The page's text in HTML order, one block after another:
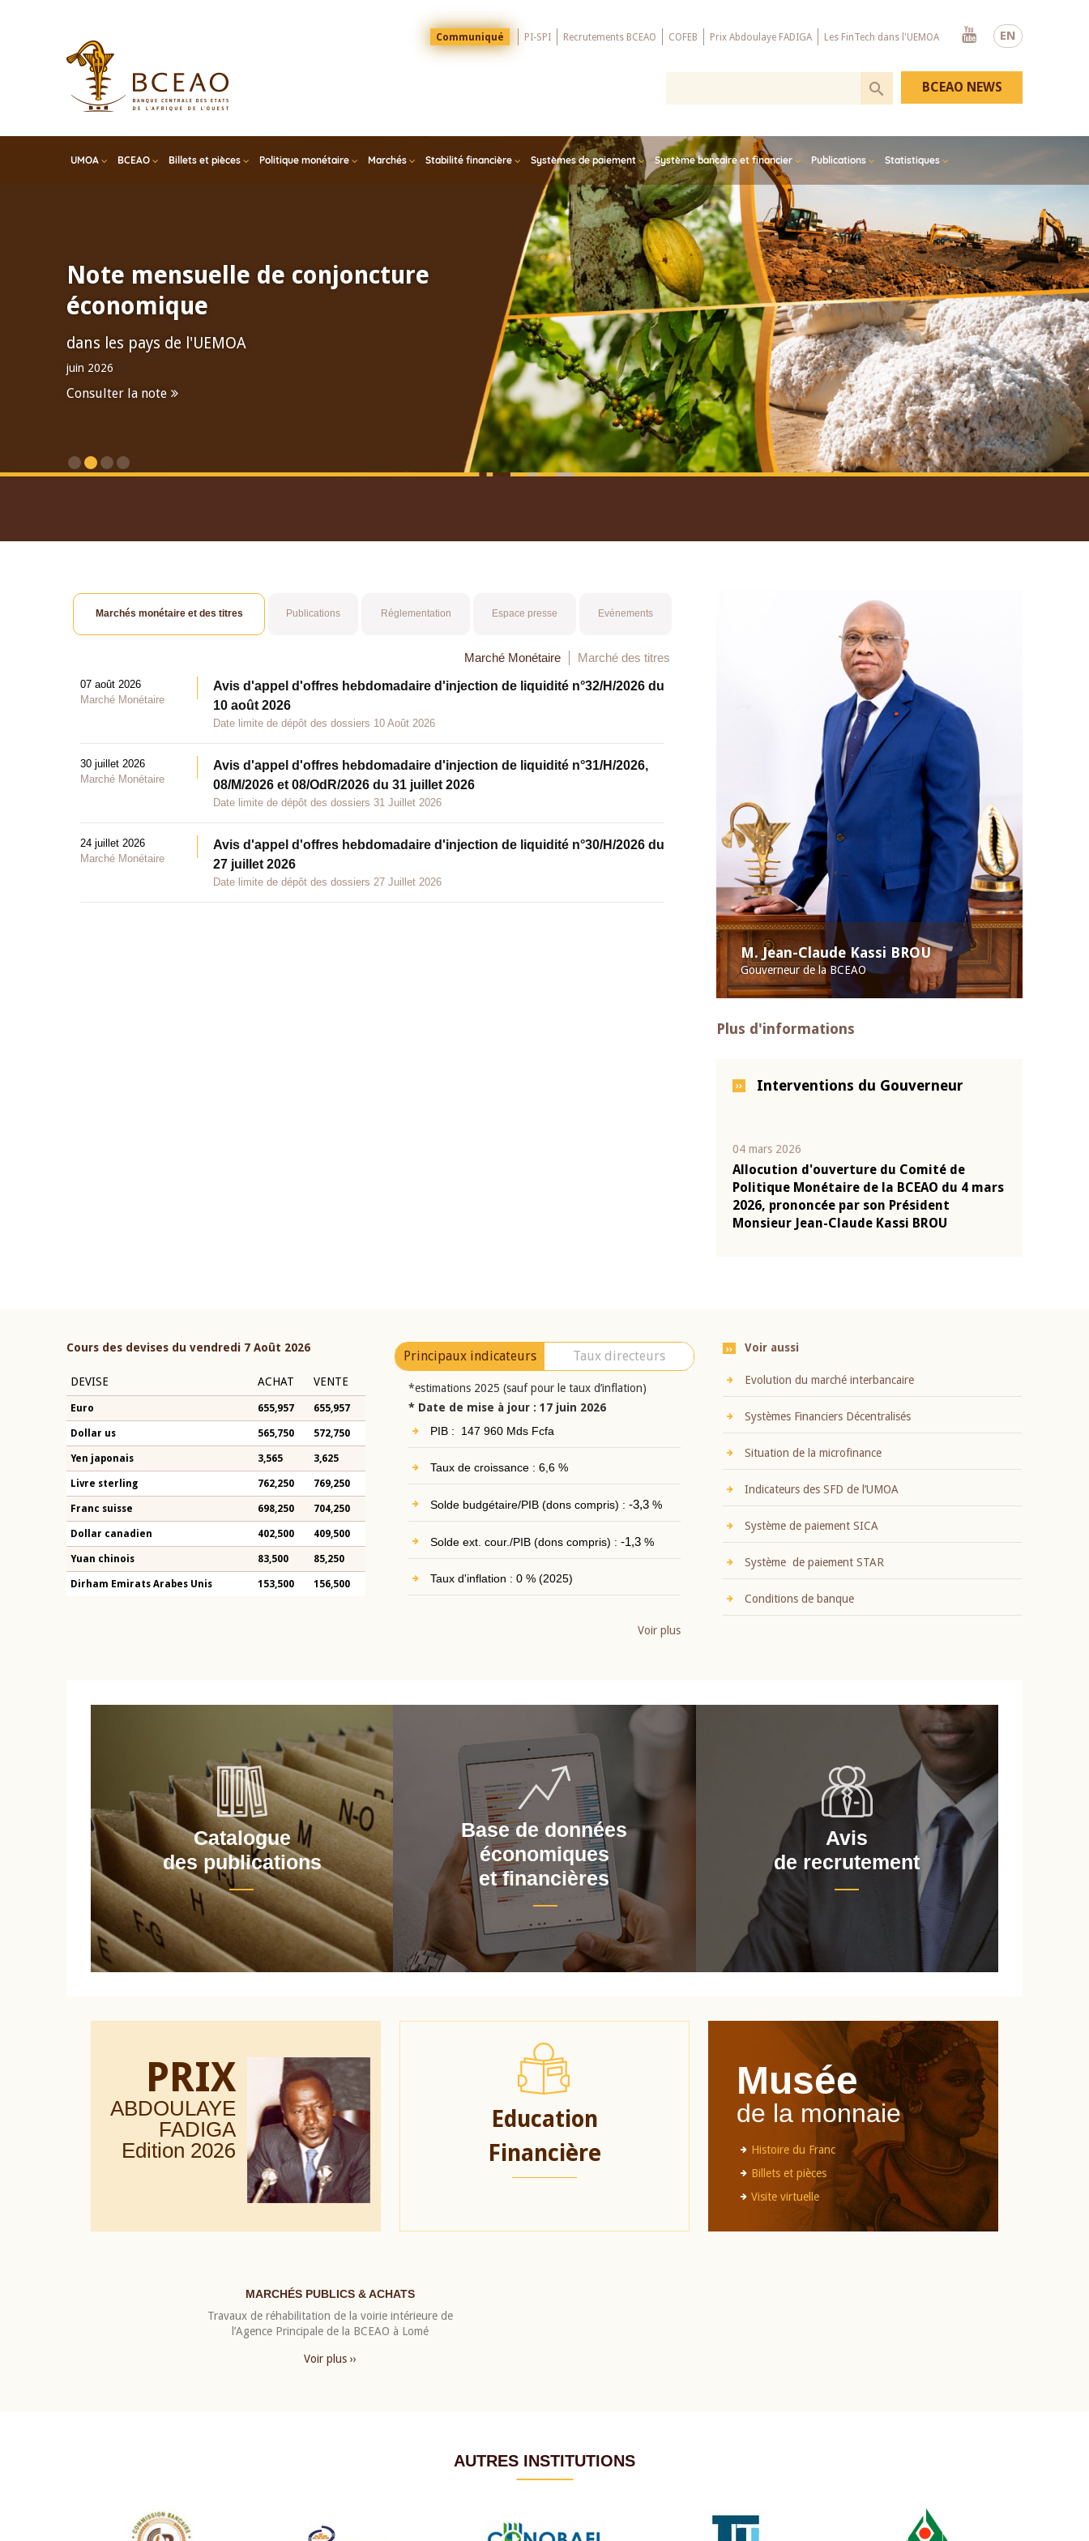
EN
Menu
Top
Communiqué PI-SPI Recrutements BCEAO COFEB Prix Abdoulaye FADIGA Les FinTech dans l'UEMOA
Youtube
UMOA BCEAO Billets et pièces Politique monétaire Marchés Stabilité financière Systèmes de paiement Système bancaire et financier Publications Statistiques
BCEAO NEWS
Note mensuelle de conjoncture
économique
dans les pays de l'UEMOA
juin 2026
Consulter la note
M. Jean-Claude Kassi BROU
Gouverneur de la BCEAO
Plus d'informations
Interventions du Gouverneur
04 mars 2026
Allocution d'ouverture du Comité de
Politique Monétaire de la BCEAO du 4 mars
2026, prononcée par son Président
Monsieur Jean-Claude Kassi BROU
Marchés monétaire et des titres Publications Réglementation Espace presse Evénements
Marché Monétaire Marché des titres
07 août 2026
Marché Monétaire
Avis d'appel d'offres hebdomadaire d'injection de liquidité n°32/H/2026 du
10 août 2026
Date limite de dépôt des dossiers 10 Août 2026
30 juillet 2026
Marché Monétaire
Avis d'appel d'offres hebdomadaire d'injection de liquidité n°31/H/2026,
08/M/2026 et 08/OdR/2026 du 31 juillet 2026
Date limite de dépôt des dossiers 31 Juillet 2026
24 juillet 2026
Marché Monétaire
Avis d'appel d'offres hebdomadaire d'injection de liquidité n°30/H/2026 du
27 juillet 2026
Date limite de dépôt des dossiers 27 Juillet 2026
Cours des devises du vendredi 7 Août 2026
DEVISE ACHAT VENTE
Euro 655,957 655,957
Dollar us 565,750 572,750
Yen japonais 3,565 3,625
Livre sterling 762,250 769,250
Franc suisse 698,250 704,250
Dollar canadien 402,500 409,500
Yuan chinois 83,500 85,250
Dirham Emirats Arabes Unis 153,500 156,500
Principaux indicateurs Taux directeurs
*estimations 2025 (sauf pour le taux d’inflation)
* Date de mise à jour : 17 juin 2026
PIB : 147 960 Mds Fcfa
Taux de croissance : 6,6 %
Solde budgétaire/PIB (dons compris) : -3,3%
Solde ext. cour./PIB (dons compris) : -1,3%
Taux d'inflation : 0 % (2025)
Voir plus
Voir aussi
Evolution du marché interbancaire
Systèmes Financiers Décentralisés
Situation de la microfinance
Indicateurs des SFD de l’UMOA
Système de paiement SICA
Système de paiement STAR
Conditions de banque
Catalogue
des publications
Base de données
économiques
et financières
Avis
de recrutement
PRIX
ABDOULAYE
FADIGA
Edition 2026
Education
Financière
Musée
de la monnaie
Histoire du Franc
Billets et pièces
Visite virtuelle
MARCHÉS PUBLICS & ACHATS
Travaux de réhabilitation de la voirie intérieure de
l’Agence Principale de la BCEAO à Lomé
Voir plus ››
AUTRES INSTITUTIONS